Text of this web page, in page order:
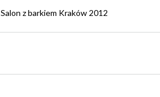
Salon z barkiem Kraków 2012